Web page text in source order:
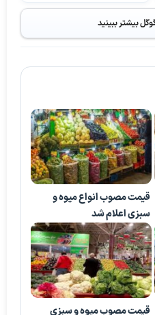
بیشتر ببینید
قیمت مصوب انواع میوه و
سبزی اعلام شد
قیمت مصوب میوه و سبزی